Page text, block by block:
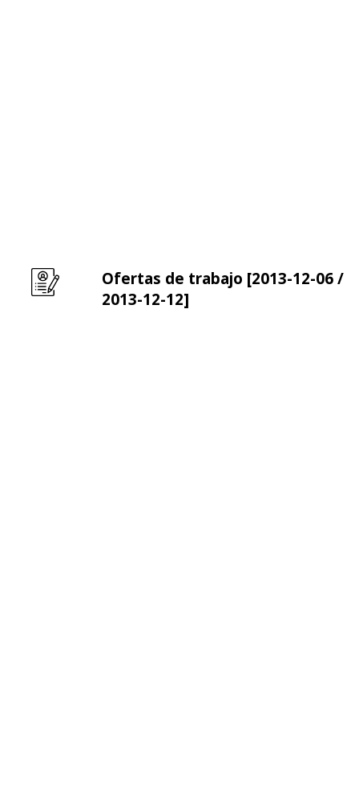
Ofertas de trabajo [2013-12-06 /
2013-12-12]
Leer m�s sobre Ofertas de trabajo [2013-12-06 /